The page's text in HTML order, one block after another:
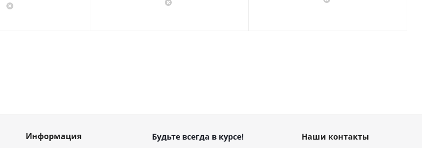
Информация Будьте всегда в курсе! Наши контакты